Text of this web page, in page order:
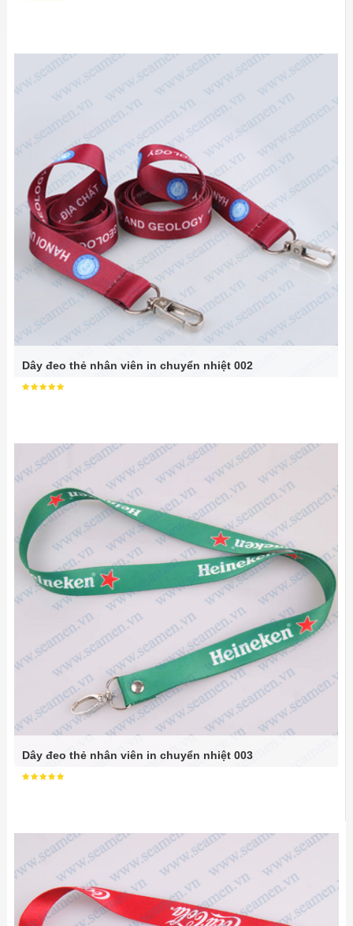
Dây đeo thẻ nhân viên in chuyển nhiệt 002
Dây đeo thẻ nhân viên in chuyển nhiệt 003